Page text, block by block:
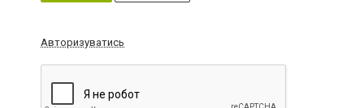
Авторизуватись